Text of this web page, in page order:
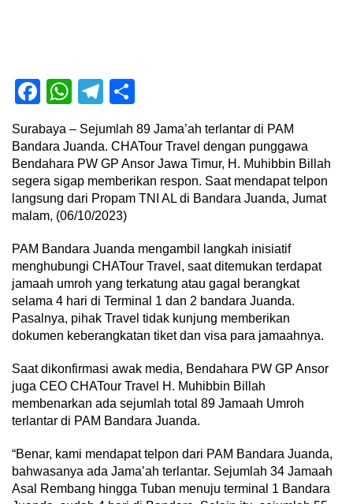
Facebook
WhatsApp
Telegram
Surabaya – Sejumlah 89 Jama’ah terlantar di PAM
Bandara Juanda. CHATour Travel dengan punggawa
Bendahara PW GP Ansor Jawa Timur, H. Muhibbin Billah
segera sigap memberikan respon. Saat mendapat telpon
langsung dari Propam TNI AL di Bandara Juanda, Jumat
malam, (06/10/2023)
PAM Bandara Juanda mengambil langkah inisiatif
menghubungi CHATour Travel, saat ditemukan terdapat
jamaah umroh yang terkatung atau gagal berangkat
selama 4 hari di Terminal 1 dan 2 bandara Juanda.
Pasalnya, pihak Travel tidak kunjung memberikan
dokumen keberangkatan tiket dan visa para jamaahnya.
Saat dikonfirmasi awak media, Bendahara PW GP Ansor
juga CEO CHATour Travel H. Muhibbin Billah
membenarkan ada sejumlah total 89 Jamaah Umroh
terlantar di PAM Bandara Juanda.
“Benar, kami mendapat telpon dari PAM Bandara Juanda,
bahwasanya ada Jama’ah terlantar. Sejumlah 34 Jamaah
Asal Rembang hingga Tuban menuju terminal 1 Bandara